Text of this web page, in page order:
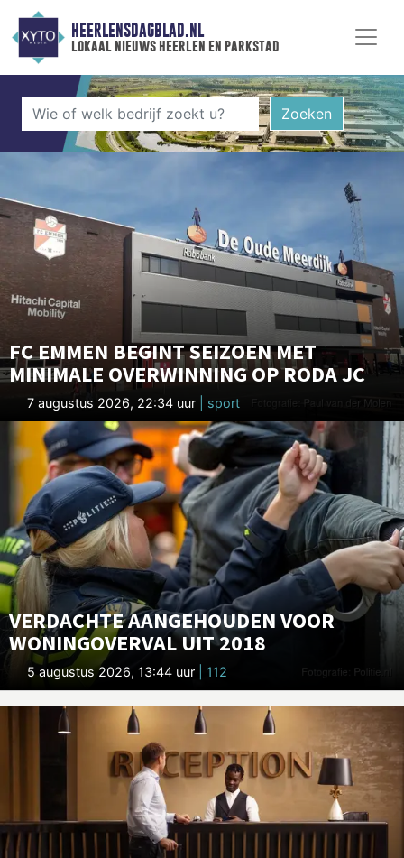
HEERLENSDAGBLAD.NL
lokaal nieuws heerlen en parkstad
Zoeken
FC EMMEN BEGINT SEIZOEN MET
MINIMALE OVERWINNING OP RODA JC
7 augustus 2026, 22:34 uur | sport
VERDACHTE AANGEHOUDEN VOOR
WONINGOVERVAL UIT 2018
5 augustus 2026, 13:44 uur | 112